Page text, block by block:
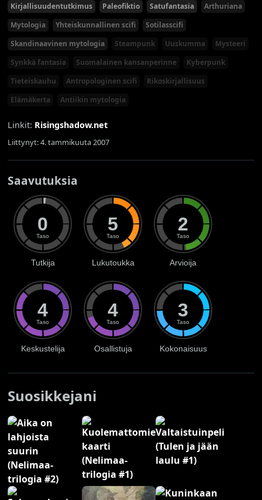
Kirjallisuudentutkimus
Paleofiktio Satufantasia
Arthuriana
Mytologia
Yhteiskunnallinen scifi
Sotilasscifi
Skandinaavinen mytologia
Steampunk Uuskumma
Mysteeri
Synkkä fantasia
Suomalainen kansanperinne
Kyberpunk
Tieteiskauhu
Antropologinen scifi
Rikoskirjallisuus
Elämäkerta
Antiikin mytologia
Linkit: Risingshadow.net
Liittynyt: 4. tammikuuta 2007
Saavutuksia
0
Taso
Tutkija
5
Taso
Lukutoukka
2
Taso
Arvioija
4
Taso
Keskustelija
4
Taso
Osallistuja
3
Taso
Kokonaisuus
Suosikkejani